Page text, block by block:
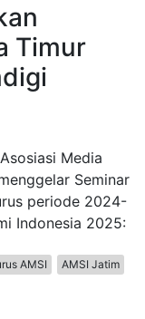
Timur
Media
Seminar
periode 2024-
Indonesia 2025:
AMSI
AMSI Jatim